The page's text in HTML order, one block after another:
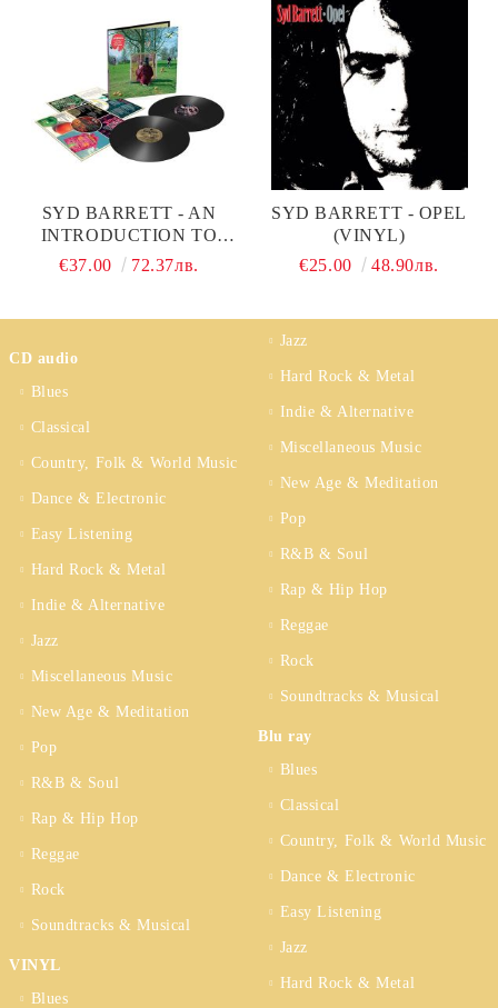
SYD BARRETT - AN
INTRODUCTION TO
SYD BARRETT (VINYL)
€37.00 72.37лв.
SYD BARRETT - OPEL
(VINYL)
€25.00
48.90лв.
CD audio
Blues
Classical
Country, Folk & World Music
Dance & Electronic
Easy Listening
Hard Rock & Metal
Indie & Alternative
Jazz
Miscellaneous Music
New Age & Meditation
Pop
R&B & Soul
Rap & Hip Hop
Reggae
Rock
Soundtracks & Musical
VINYL
Blues
Jazz
Hard Rock & Metal
Indie & Alternative
Miscellaneous Music
New Age & Meditation
Pop
R&B & Soul
Rap & Hip Hop
Reggae
Rock
Soundtracks & Musical
Blu ray
Blues
Classical
Country, Folk & World Music
Dance & Electronic
Easy Listening
Jazz
Hard Rock & Metal